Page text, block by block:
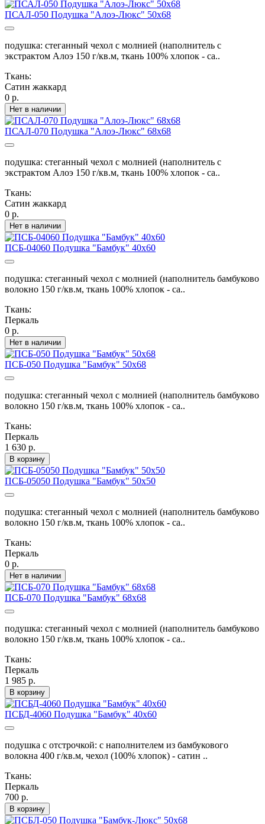
ПСАЛ-050 Подушка "Алоэ-Люкс" 50х68
подушка: стеганный чехол с молнией (наполнитель с
экстрактом Алоэ 150 г/кв.м, ткань 100% хлопок - са..
Ткань:
Сатин жаккард
0 р.
Нет в наличии
ПСАЛ-070 Подушка "Алоэ-Люкс" 68х68
подушка: стеганный чехол с молнией (наполнитель с
экстрактом Алоэ 150 г/кв.м, ткань 100% хлопок - са..
Ткань:
Сатин жаккард
0 р.
Нет в наличии
ПСБ-04060 Подушка "Бамбук" 40х60
подушка: стеганный чехол с молнией (наполнитель бамбуково
волокно 150 г/кв.м, ткань 100% хлопок - са..
Ткань:
Перкаль
0 р.
Нет в наличии
ПСБ-050 Подушка "Бамбук" 50х68
подушка: стеганный чехол с молнией (наполнитель бамбуково
волокно 150 г/кв.м, ткань 100% хлопок - са..
Ткань:
Перкаль
1 630 р.
В корзину
ПСБ-05050 Подушка "Бамбук" 50х50
подушка: стеганный чехол с молнией (наполнитель бамбуково
волокно 150 г/кв.м, ткань 100% хлопок - са..
Ткань:
Перкаль
0 р.
Нет в наличии
ПСБ-070 Подушка "Бамбук" 68х68
подушка: стеганный чехол с молнией (наполнитель бамбуково
волокно 150 г/кв.м, ткань 100% хлопок - са..
Ткань:
Перкаль
1 985 р.
В корзину
ПСБД-4060 Подушка "Бамбук" 40х60
подушка с отстрочкой: с наполнителем из бамбукового
волокна 400 г/кв.м, чехол (100% хлопок) - сатин ..
Ткань:
Перкаль
700 р.
В корзину